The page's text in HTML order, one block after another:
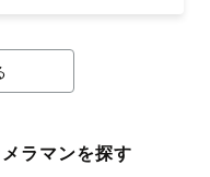
ラマンを探す